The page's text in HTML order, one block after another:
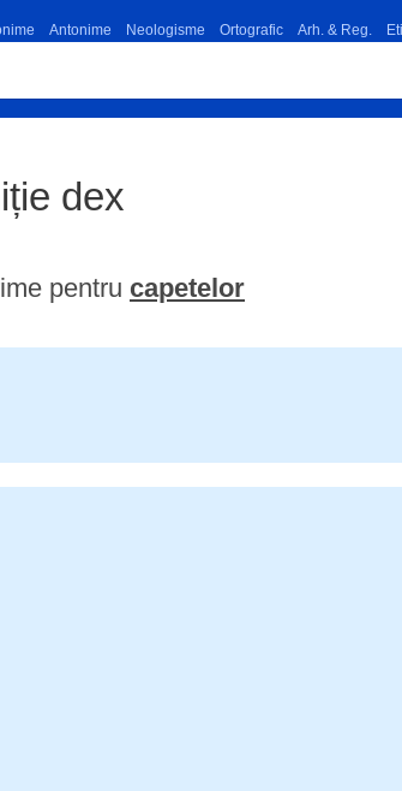
Antonime Neologisme Ortografic Arh. & Reg.
dex
pentru capetelor